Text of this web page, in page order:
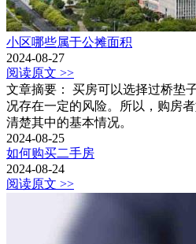
小区哪些属于公摊面积
2024-08-27
阅读原文 >>
文章摘要： 买房可以选择过桥垫
况存在一定的风险。所以，购房
清楚其中的基本情况。
2024-08-25
如何购买二手房
2024-08-24
阅读原文 >>